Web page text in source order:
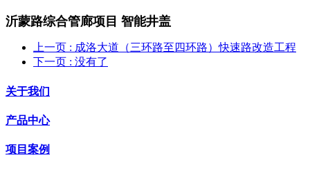
沂蒙路综合管廊项目 智能井盖
上一页 : 成洛大道（三环路至四环路）快速路改造工程
下一页 : 没有了
关于我们
产品中心
项目案例